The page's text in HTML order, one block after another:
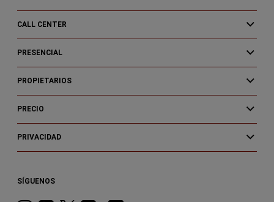
CALL CENTER
PRESENCIAL
PROPIETARIOS
PRECIO
PRIVACIDAD
SÍGUENOS